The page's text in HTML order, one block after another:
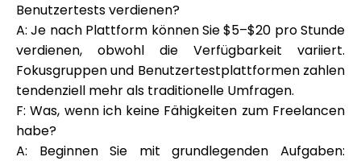
Benutzertests verdienen?
A: Je nach Plattform können Sie $5–$20 pro Stunde
verdienen, obwohl die Verfügbarkeit variiert.
Fokusgruppen und Benutzertestplattformen zahlen
tendenziell mehr als traditionelle Umfragen.
F: Was, wenn ich keine Fähigkeiten zum Freelancen
habe?
A: Beginnen Sie mit grundlegenden Aufgaben: